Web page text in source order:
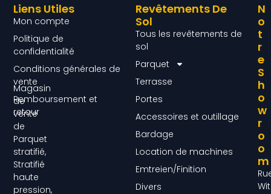
Magasin
de
vente
de
Parquet
stratifié,
Stratifié
haute
pression,
Revêtements De
Sol
Tous les revêtements de
sol
Parquet
Terrasse
Portes
Accessoires et outillage
Bardage
Location de machines
Emtreien/Finition
Divers
Liens Utiles
Mon compte
Politique de
confidentialité
Conditions générales de
vente
Remboursement et
retour
N
O
T
R
E
S
H
O
W
R
O
O
M